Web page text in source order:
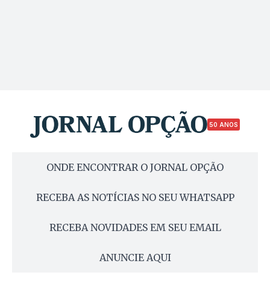
50 ANOS
ONDE ENCONTRAR O JORNAL OPÇÃO
RECEBA AS NOTÍCIAS NO SEU WHATSAPP
RECEBA NOVIDADES EM SEU EMAIL
ANUNCIE AQUI